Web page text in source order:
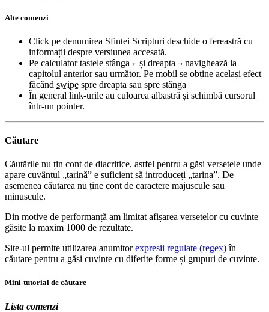
Alte comenzi
Click pe denumirea Sfintei Scripturi deschide o fereastră cu
informații despre versiunea accesată.
Pe calculator tastele stânga ← și dreapta → navighează la
capitolul anterior sau următor. Pe mobil se obține același efect
făcând swipe spre dreapta sau spre stânga
În general link-urile au culoarea albastră și schimbă cursorul
într-un pointer.
Căutare
Căutările nu țin cont de diacritice, astfel pentru a găsi versetele unde
apare cuvântul „țarină” e suficient să introduceți „tarina”. De
asemenea căutarea nu ține cont de caractere majuscule sau
minuscule.
Din motive de performanță am limitat afișarea versetelor cu cuvinte
găsite la maxim 1000 de rezultate.
Site-ul permite utilizarea anumitorexpresii regulate (regex)în
căutare pentru a găsi cuvinte cu diferite forme și grupuri de cuvinte.
Mini-tutorial de căutare
Lista comenzi